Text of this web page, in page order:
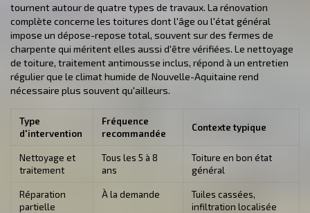
tournent autour de quatre types de travaux. La rénovation
complète concerne les toitures dont l'âge ou l'état général
impose un dépose-repose total, souvent sur des fermes de
charpente qui méritent elles aussi d'être vérifiées. Le nettoyage
de toiture, traitement antimousse inclus, répond à un entretien
régulier que le climat humide de Nouvelle-Aquitaine rend
nécessaire plus souvent qu'ailleurs.
Type
d'intervention
Fréquence
recommandée
Contexte typique
Nettoyage et
traitement
Tous les 5 à 8
ans
Toiture en bon état
général
Réparation
partielle
À la demande
Tuiles cassées,
infiltration localisée